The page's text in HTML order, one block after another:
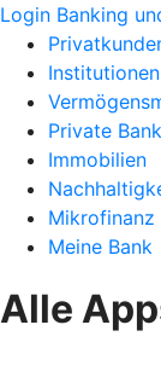
Login Banking
Private
Immobilien
Mikrofinanz
Meine Bank
Alle